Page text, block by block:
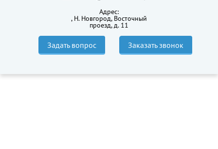
Адрес:
, Н. Новгород, Восточный
проезд, д. 11
Задать вопрос Заказать звонок